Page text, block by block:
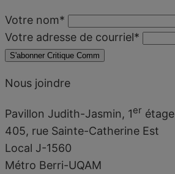
Votre nom*
Votre adresse de courriel*
S'abonner Critique Comm
Nous joindre
Pavillon Judith-Jasmin, 1er étage
405, rue Sainte-Catherine Est
Local J-1560
Métro Berri-UQAM